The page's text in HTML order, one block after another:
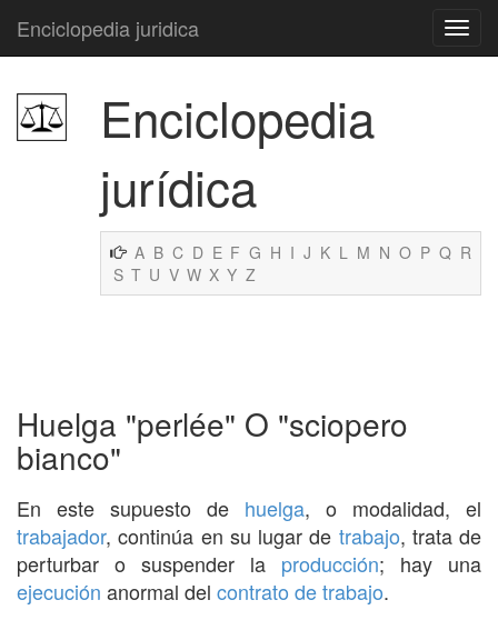
Enciclopedia juridica
Enciclopedia
jurídica
A B C D E F G H I J K L M N O P Q R
S T U V W X Y Z
Huelga "perlée" O "sciopero
bianco"
En este supuesto de huelga, o modalidad, el
trabajador, continúa en su lugar de trabajo, trata de
perturbar o suspender la producción; hay una
ejecución anormal del contrato de trabajo.